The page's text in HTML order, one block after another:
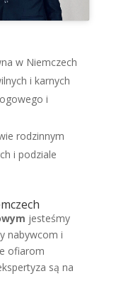
w Niemczech
i karnych
i
rodzinnym
i podziale
jesteśmy
nabywcom i
ofiarom
są na